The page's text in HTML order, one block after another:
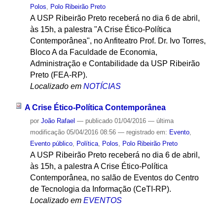
Polos, Polo Ribeirão Preto
A USP Ribeirão Preto receberá no dia 6 de abril,
às 15h, a palestra "A Crise Ético-Política
Contemporânea", no Anfiteatro Prof. Dr. Ivo Torres,
Bloco A da Faculdade de Economia,
Administração e Contabilidade da USP Ribeirão
Preto (FEA-RP).
Localizado em NOTÍCIAS
A Crise Ético-Política Contemporânea
por João Rafael — publicado01/04/2016 — última
modificação05/04/2016 08:56 — registrado em: Evento,
Evento público, Política, Polos Polo Ribeirão Preto
A USP Ribeirão Preto receberá no dia 6 de abril,
às 15h, a palestra A Crise Ético-Política
Contemporânea, no salão de Eventos do Centro
de Tecnologia da Informação (CeTI-RP).
Localizado em EVENTOS